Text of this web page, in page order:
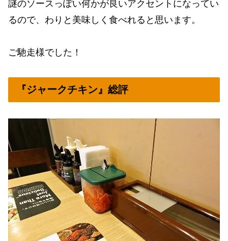
謎のソースっぽい何かが良いアクセントになってい
るので、わりと美味しく食べれると思います。
ご馳走様でした！
『ジャークチキン』総評